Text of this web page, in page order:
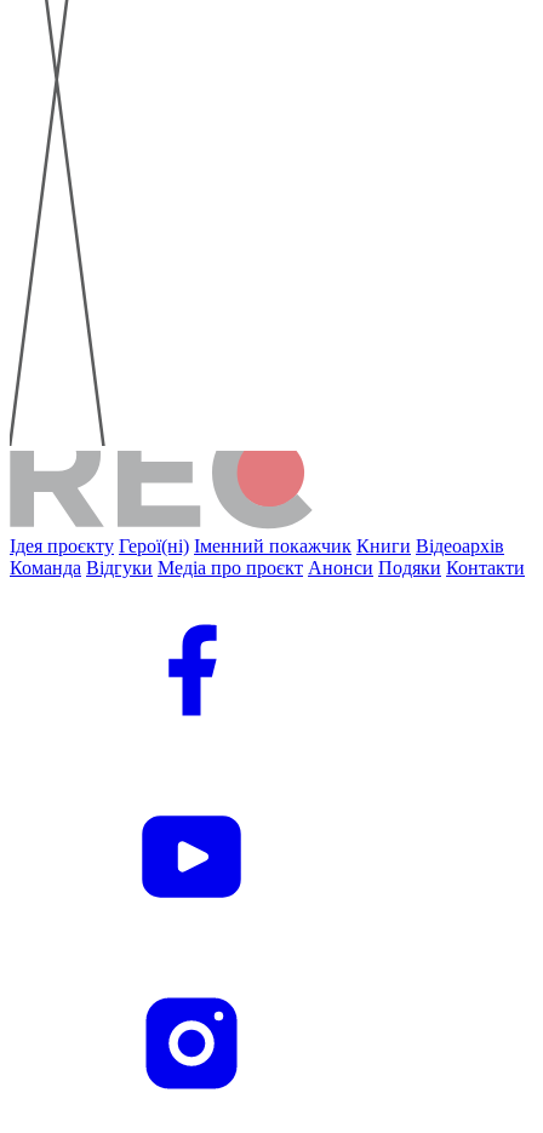
Ідея проєкту Герої(ні) Іменний покажчик Книги Відеоархів
Команда Відгуки Медіа про проєкт Анонси Подяки Контакти